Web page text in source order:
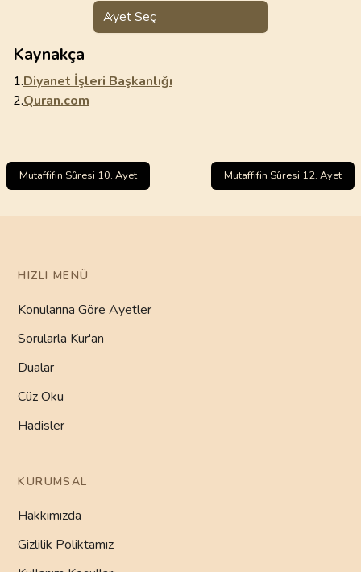
Ayet Seç
Kaynakça
1.Diyanet İşleri Başkanlığı
2.Quran.com
Mutaffifin Sûresi 10. Ayet Mutaffifin Sûresi 12. Ayet
HIZLI MENÜ
Konularına Göre Ayetler
Sorularla Kur'an
Dualar
Cüz Oku
Hadisler
KURUMSAL
Hakkımızda
Gizlilik Poliktamız